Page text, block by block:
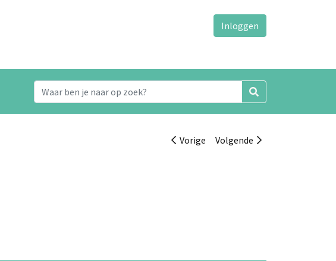
Inloggen
Vorige Volgende